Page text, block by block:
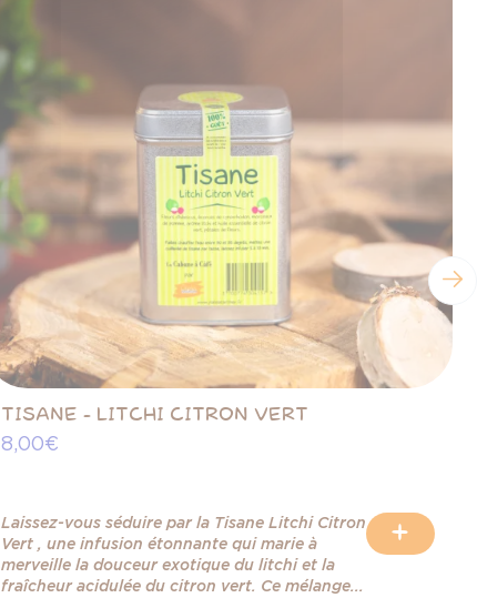
TISANE - LITCHI CITRON VERT
8,00 €
Laissez-vous séduire par la Tisane Litchi Citron
Vert , une infusion étonnante qui marie à
merveille la douceur exotique du litchi et la
fraîcheur acidulée du citron vert. Ce mélange...
+